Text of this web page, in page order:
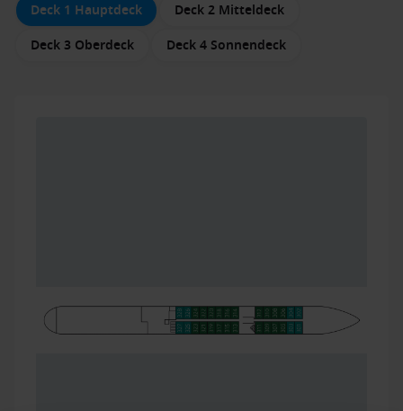
Deck 1 Hauptdeck
Deck 2 Mitteldeck
Deck 3 Oberdeck
Deck 4 Sonnendeck